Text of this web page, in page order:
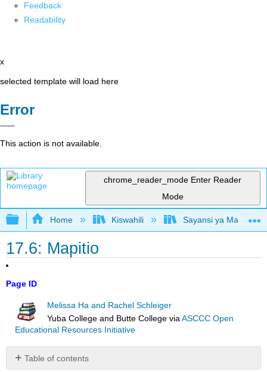
Feedback
Readability
x
selected template will load here
Error
This action is not available.
chrome_reader_mode Enter Reader
Mode
Expand/collapse global hierarchy
Home Kiswahili Sayansi ya
17.6: Mapitio
Page ID
Melissa Ha and Rachel Schleiger
Yuba College and Butte College viaASCCC Open
Educational Resources Initiative
Table of contents